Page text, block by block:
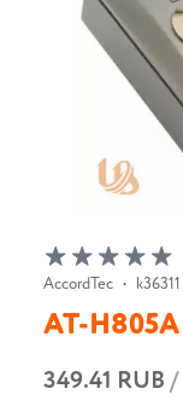
AccordTec • k36311
AT-H805A
349.41 RUB/